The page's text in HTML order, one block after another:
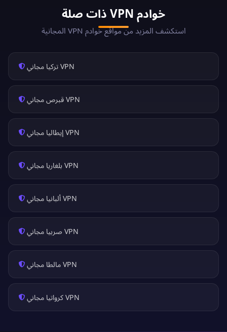
خوادم VPN ذات صلة
استكشف المزيد من مواقع خوادم VPN المجانية
VPN تركيا مجاني
VPN قبرص مجاني
VPN إيطاليا مجاني
VPN بلغاريا مجاني
VPN ألبانيا مجاني
VPN صربيا مجاني
VPN مالطا مجاني
VPN كرواتيا مجاني